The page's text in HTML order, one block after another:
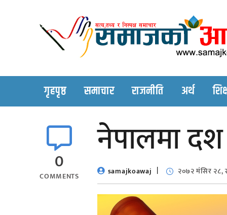
गृहपृष्ठ समाचार राजनीति अर्थ
0
COMMENTS
नेपालमा
samajkoawaj २०७२ मंसिर २८,